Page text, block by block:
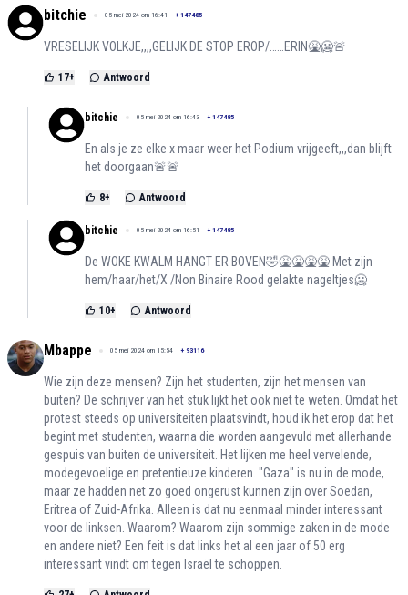
bitchie 05 mei 2024 om 16:41 + 147485
VRESELIJK VOLKJE,,,,GELIJK DE STOP EROP/……ERIN🤮🥶🚨
17+ Antwoord
bitchie 05 mei 2024 om 16:43 + 147485
En als je ze elke x maar weer het Podium vrijgeeft,,,dan blijft
het doorgaan🚨🚨
8+ Antwoord
bitchie 05 mei 2024 om 16:51 + 147485
De WOKE KWALM HANGT ER BOVEN🤣🤮🤮🤮🤮 Met zijn
hem/haar/het/X /Non Binaire Rood gelakte nageltjes🥶
10+ Antwoord
Mbappe 05 mei 2024 om 15:54 + 93116
Wie zijn deze mensen? Zijn het studenten, zijn het mensen van
buiten? De schrijver van het stuk lijkt het ook niet te weten. Omdat het
protest steeds op universiteiten plaatsvindt, houd ik het erop dat het
begint met studenten, waarna die worden aangevuld met allerhande
gespuis van buiten de universiteit. Het lijken me heel vervelende,
modegevoelige en pretentieuze kinderen. "Gaza" is nu in de mode,
maar ze hadden net zo goed ongerust kunnen zijn over Soedan,
Eritrea of Zuid-Afrika. Alleen is dat nu eenmaal minder interessant
voor de linksen. Waarom? Waarom zijn sommige zaken in de mode
en andere niet? Een feit is dat links het al een jaar of 50 erg
interessant vindt om tegen Israël te schoppen.